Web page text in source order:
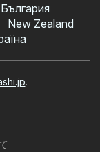
България
New Zealand
.